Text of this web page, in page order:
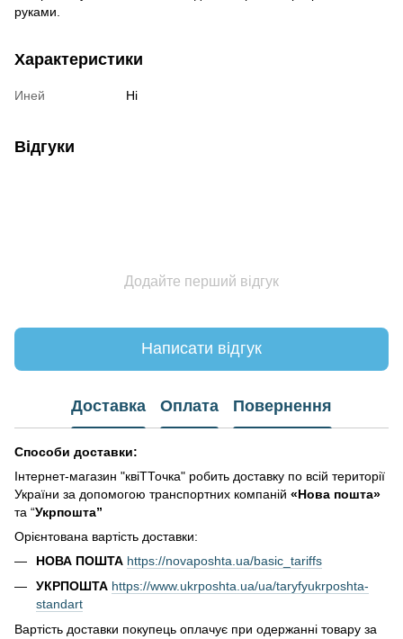
руками.
Характеристики
Иней Ні
Відгуки
Додайте перший відгук
Написати відгук
Доставка Оплата Повернення
Способи доставки:
Інтернет-магазин "квіТТочка" робить доставку по всій території
України за допомогою транспортних компаній «Нова пошта»
та “Укрпошта”
Орієнтована вартість доставки:
НОВА ПОШТА https://novaposhta.ua/basic_tariffs
УКРПОШТА https://www.ukrposhta.ua/ua/taryfyukrposhta-
standart
Вартість доставки покупець оплачує при одержанні товару за